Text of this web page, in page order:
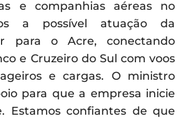
e companhias aéreas no
a possível atuação da
para o Acre, conectando
e Cruzeiro do Sul com voos
e cargas. O ministro
para que a empresa inicie
Estamos confiantes de que